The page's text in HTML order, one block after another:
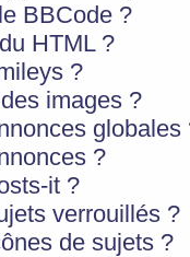
BBCode ?
HTML ?
?
images ?
globales
?
it ?
verrouillés ?
de sujets ?